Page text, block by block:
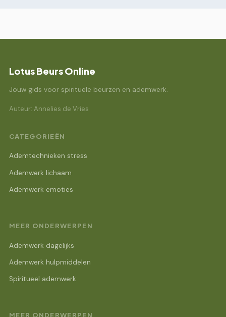
Lotus Beurs Online
Jouw gids voor spirituele beurzen en ademwerk.
Auteur: Annelies de Vries
CATEGORIEËN
Ademtechnieken stress
Ademwerk lichaam
Ademwerk emoties
MEER ONDERWERPEN
Ademwerk dagelijks
Ademwerk hulpmiddelen
Spiritueel ademwerk
MEER ONDERWERPEN